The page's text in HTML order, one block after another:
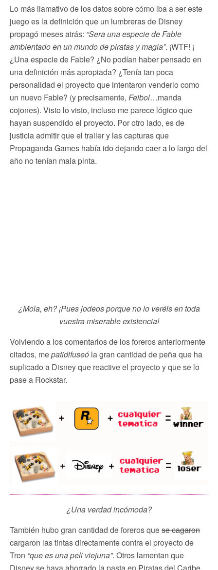
Lo más llamativo de los datos sobre cómo iba a ser este
juego es la definición que un lumbreras de Disney
propagó meses atrás: “Sera una especie de Fable
ambientado en un mundo de piratas y magia”. ¡WTF! ¡
¿Una especie de Fable? ¿No podían haber pensado en
una definición más apropiada? ¿Tenía tan poca
personalidad el proyecto que intentaron venderlo como
un nuevo Fable? (y precisamente, Feibol…manda
cojones). Visto lo visto, incluso me parece lógico que
hayan suspendido el proyecto. Por otro lado, es de
justicia admitir que el trailer y las capturas que
Propaganda Games había ido dejando caer a lo largo del
año no tenían mala pinta.
¿Mola, eh? ¡Pues jodeos porque no lo veréis en toda
vuestra miserable existencia!
Volviendo a los comentarios de los foreros anteriormente
citados, mepatidifuseó la gran cantidad de peña que ha
suplicado a Disney que reactive el proyecto y que se lo
pase a Rockstar.
¿Una verdad incómoda?
También hubo gran cantidad de foreros quese cagaron
cargaron las tintas directamente contra el proyecto de
Tron “que es una peli viejuna”. Otros lamentan que
Disney se haya ahorrado la pasta en Piratas del Caribe